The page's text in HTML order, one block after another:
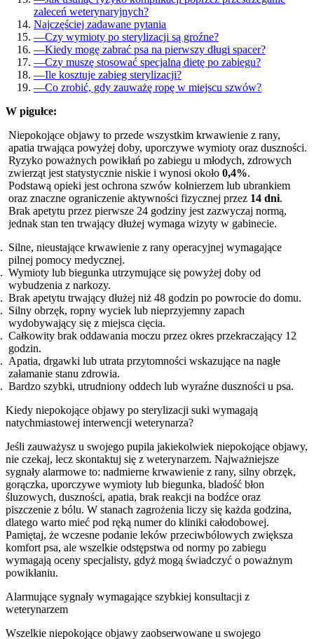
zaleceń weterynaryjnych?
Najczęściej zadawane pytania
—Czy wymioty po sterylizacji są groźne?
—Kiedy mogę zabrać psa na pierwszy długi spacer?
—Czy muszę stosować specjalną dietę po zabiegu?
—Ile kosztuje zabieg sterylizacji?
—Co zrobić, gdy zauważę ropę w miejscu szwów?
W pigułce:
Niepokojące objawy to przede wszystkim krwawienie z rany,
apatia trwająca powyżej doby, uporczywe wymioty oraz duszności.
Ryzyko poważnych powikłań po zabiegu u młodych, zdrowych
zwierząt jest statystycznie niskie i wynosi około 0,4%.
Podstawą opieki jest ochrona szwów kołnierzem lub ubrankiem
oraz znaczne ograniczenie aktywności fizycznej przez 14 dni.
Brak apetytu przez pierwsze 24 godziny jest zazwyczaj normą,
jednak stan ten trwający dłużej wymaga wizyty w gabinecie.
Silne, nieustające krwawienie z rany operacyjnej wymagające
pilnej pomocy medycznej.
Wymioty lub biegunka utrzymujące się powyżej doby od
wybudzenia z narkozy.
Brak apetytu trwający dłużej niż 48 godzin po powrocie do domu.
Silny obrzęk, ropny wyciek lub nieprzyjemny zapach
wydobywający się z miejsca cięcia.
Całkowity brak oddawania moczu przez okres przekraczający 12
godzin.
Apatia, drgawki lub utrata przytomności wskazujące na nagłe
załamanie stanu zdrowia.
Bardzo szybki, utrudniony oddech lub wyraźne duszności u psa.
Kiedy niepokojące objawy po sterylizacji suki wymagają
natychmiastowej interwencji weterynarza?
Jeśli zauważysz u swojego pupila jakiekolwiek niepokojące objawy,
nie czekaj, lecz skontaktuj się z weterynarzem. Najważniejsze
sygnały alarmowe to: nadmierne krwawienie z rany, silny obrzęk,
gorączka, uporczywe wymioty lub biegunka, bladość błon
śluzowych, duszności, apatia, brak reakcji na bodźce oraz
piszczenie z bólu. W stanach zagrożenia liczy się każda godzina,
dlatego warto mieć pod ręką numer do kliniki całodobowej.
Pamiętaj, że wczesne podanie leków przeciwbólowych zwiększa
komfort psa, ale wszelkie odstępstwa od normy po zabiegu
wymagają oceny specjalisty, gdyż mogą świadczyć o poważnym
powikłaniu.
Alarmujące sygnały wymagające szybkiej konsultacji z
weterynarzem
Wszelkie niepokojące objawy zaobserwowane u swojego